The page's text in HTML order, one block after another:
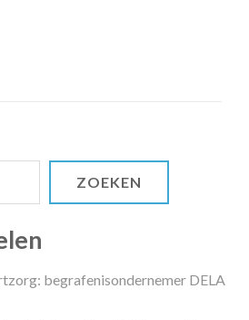
ZOEKEN
begrafenisondernemer DELA